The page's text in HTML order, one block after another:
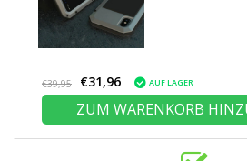
€39,95 €31,96 AUF LAGER
ZUM WARENKORB